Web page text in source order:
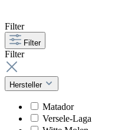
Filter
Filter
Filter
Hersteller
Matador
Versele-Laga